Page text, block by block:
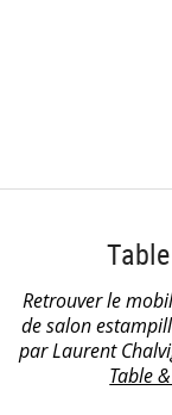
Retrouver le
de salon
par Laurent
Table